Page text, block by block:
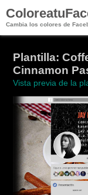
Cambia los colores de
Plantilla:
Cinnamon
Vista previa de la